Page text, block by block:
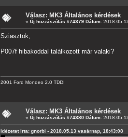
Válasz: MK3 Általános kérdések
« Új hozzászólás #74379 Dátum:
Sziasztok,
P007f hibakoddal találkozott már valaki?
2001 Ford Mondeo 2.0 TDDI
Válasz: MK3 Általános kérdések
« Új hozzászólás #74380 Dátum:
Idézetet írta: gnorbi - 2018.05.13 vasárnap, 18:43:08